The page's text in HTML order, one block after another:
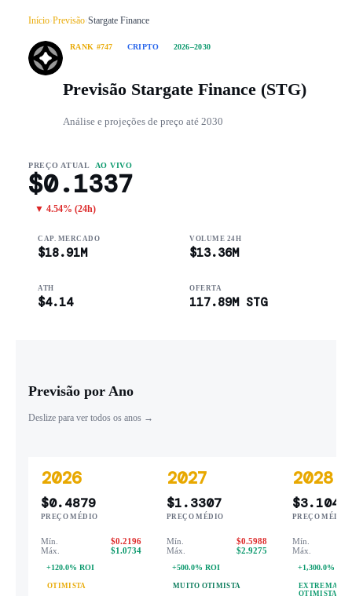
Início›Previsão›Stargate Finance
RANK #747 CRIPTO 2026–2030
Previsão Stargate Finance (STG)
Análise e projeções de preço até 2030
PREÇO ATUAL AO VIVO
$0.1337
▼ 4.54% (24h)
CAP. MERCADO
$18.91M
VOLUME 24H
$13.36M
ATH
$4.14
OFERTA
117.89M STG
Previsão por Ano
Deslize para ver todos os anos →
2026
$0.4879
PREÇO MÉDIO
Mín.
$0.2196
Máx.
$1.0734
+120.0% ROI
OTIMISTA
2027
$1.3307
PREÇO MÉDIO
Mín.
$0.5988
Máx.
$2.9275
+500.0% ROI
MUITO OTIMISTA
2028
$3.1049
PREÇO MÉDIO
Mín.
Máx.
+1,300.0% ROI
OTIMISTA